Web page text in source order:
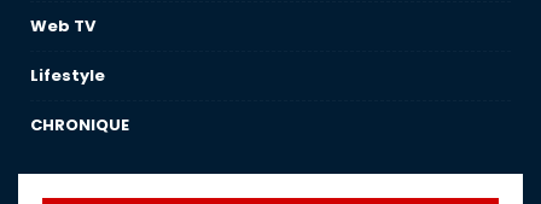
Web TV
Lifestyle
CHRONIQUE